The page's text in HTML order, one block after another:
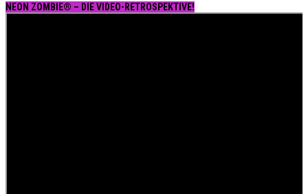
NEON ZOMBIE® – DIE VIDEO-RETROSPEKTIVE!